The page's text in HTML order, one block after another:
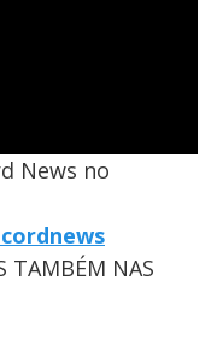
News no
TAMBÉM NAS